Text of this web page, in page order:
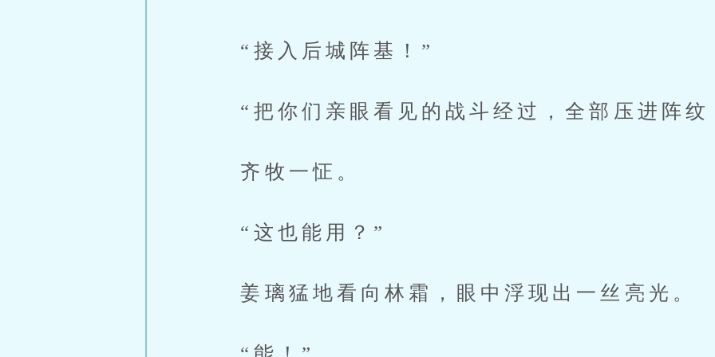
“接入后城阵基！”
“把你们亲眼看见的战斗经过，全部压进阵纹
齐牧一怔。
“这也能用？”
姜璃猛地看向林霜，眼中浮现出一丝亮光。